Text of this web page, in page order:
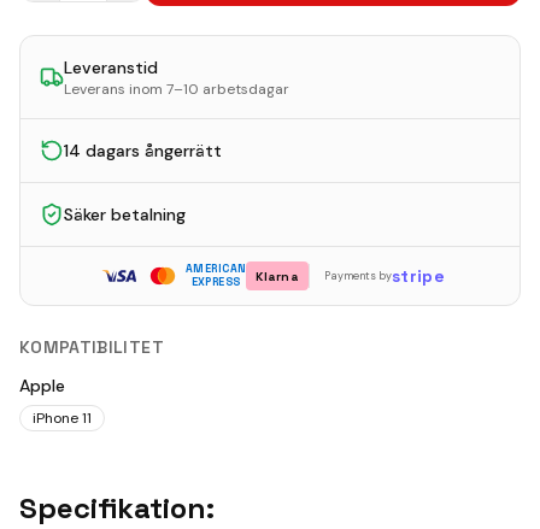
Leveranstid
Leverans inom 7–10 arbetsdagar
14 dagars ångerrätt
Säker betalning
AMERICAN
EXPRESS
Klarna Payments bystripe
KOMPATIBILITET
Apple
iPhone 11
Specifikation: